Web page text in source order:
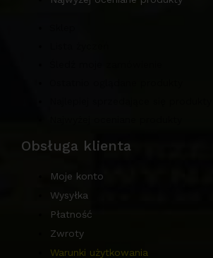
Obsługa klienta
Moje konto
Wysyłka
Płatność
Zwroty
Warunki użytkowania